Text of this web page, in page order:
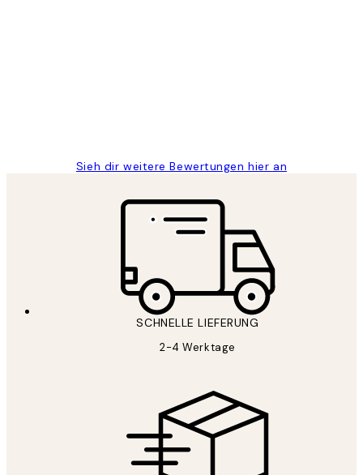
Sieh dir weitere Bewertungen hier an
SCHNELLE LIEFERUNG
2-4 Werktage